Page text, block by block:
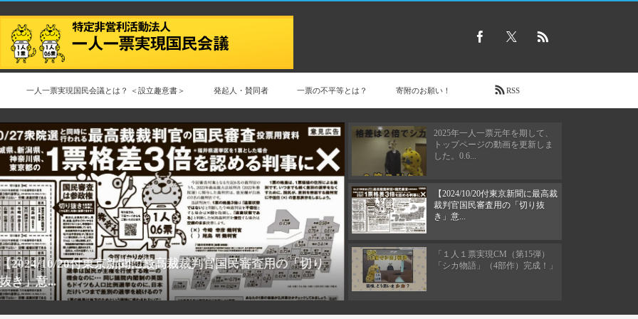
一人一票実現国民会議とは？ ＜設立趣意書＞ 発起人・賛同者 一票の不平等とは？ 寄附のお願い！ RSS
【2024/10/20付東京新聞に最高裁裁判官国民審査用の「切り
抜き」意...
告（【司法の独立】）が掲載さ
【サポーター有志による新聞
「One for One Times」 20...
2025年一人一票元年を期して、
トップページの動画を更新しま
した。0.6...
【2024/10/20付東京新聞に最高裁
裁判官国民審査用の「切り抜
き」意...
「１人１票実現CM（第15弾）
「シカ物語」（4部作）完成！」